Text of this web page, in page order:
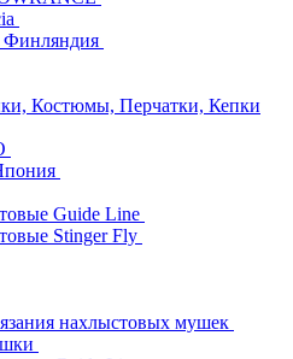
Финляндия
Костюмы, Перчатки, Кепки
Guide Line
Stinger Fly
нахлыстовых мушек